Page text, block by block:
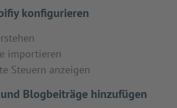
konfigurieren
importieren
Steuern anzeigen
Blogbeiträge hinzufügen